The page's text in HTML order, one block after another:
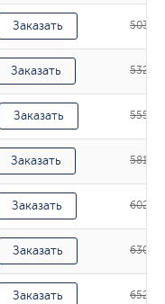
Заказать 503
Заказать 532
Заказать 555
Заказать 581
Заказать 602
Заказать 630
Заказать 652